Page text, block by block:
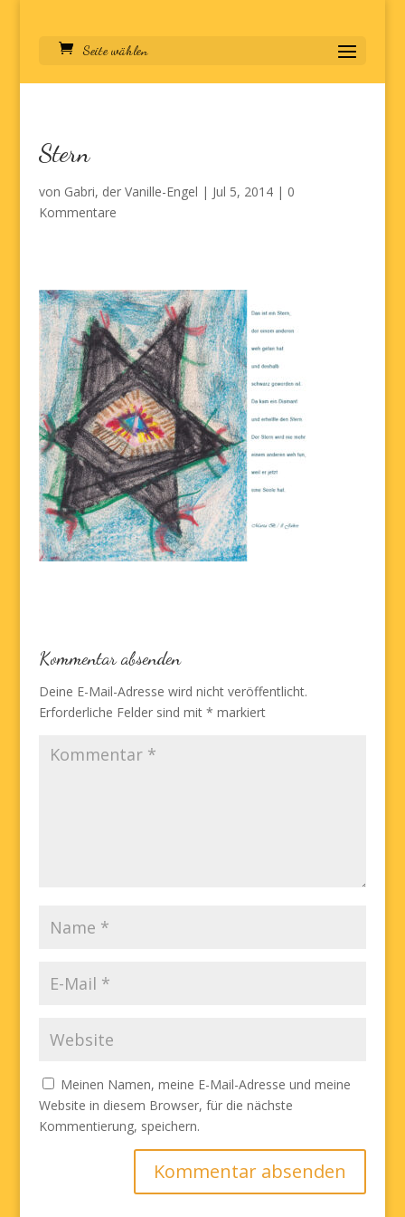
Seite wählen
Stern
von Gabri, der Vanille-Engel | Jul 5, 2014| 0
Kommentare
Kommentar absenden
Deine E-Mail-Adresse wird nicht veröffentlicht.
Erforderliche Felder sind mit * markiert
Meinen Namen, meine E-Mail-Adresse und meine
Website in diesem Browser, für die nächste
Kommentierung, speichern.